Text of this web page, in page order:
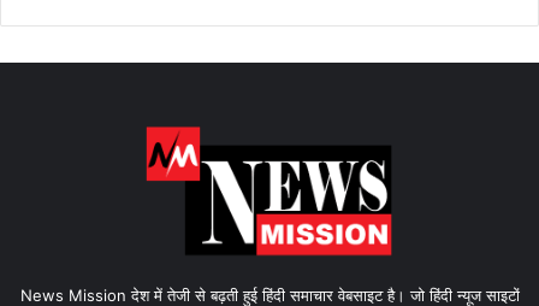
News Mission देश में तेजी से बढ़ती हुई हिंदी समाचार वेबसाइट है। जो हिंदी न्यूज साइटों